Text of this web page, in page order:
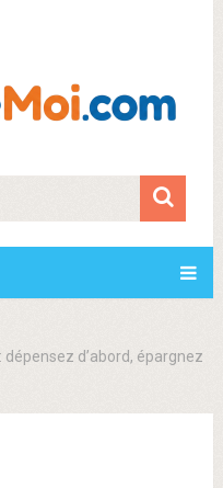
dépensez d’abord, épargnez